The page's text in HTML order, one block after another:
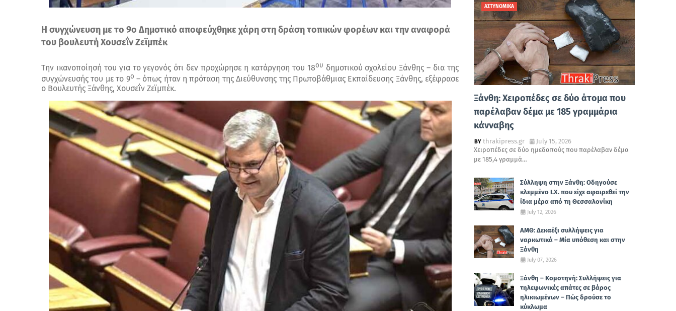
Η συγχώνευση με το 9ο Δημοτικό αποφεύχθηκε χάρη στη δράση τοπικών φορέων και την αναφορά
του βουλευτή Χουσεΐν Ζεϊμπέκ
Την ικανοποίησή του για το γεγονός ότι δεν προχώρησε η κατάργηση του 18ου δημοτικού σχολείου Ξάνθης – δια της
συγχώνευσής του με το 9ο – όπως ήταν η πρόταση της Διεύθυνσης της Πρωτοβάθμιας Εκπαίδευσης Ξάνθης, εξέφρασε
ο Βουλευτής Ξάνθης, Χουσεΐν Ζεϊμπέκ.
ΑΣΤΥΝΟΜΙΚΑ
Ξάνθη: Χειροπέδες σε δύο άτομα που
παρέλαβαν δέμα με 185 γραμμάρια
κάνναβης
thrakipress.gr
July 15, 2026
Χειροπέδες σε δύο ημεδαπούς που παρέλαβαν δέμα
με 185,4 γραμμά…
Σύλληψη στην Ξάνθη: Οδηγούσε
κλεμμένο Ι.Χ. που είχε αφαιρεθεί την
ίδια μέρα από τη Θεσσαλονίκη
July 12, 2026
ΑΜΘ: Δεκαέξι συλλήψεις για
ναρκωτικά – Μία υπόθεση και στην
Ξάνθη
July 07, 2026
Ξάνθη – Κομοτηνή: Συλλήψεις για
τηλεφωνικές απάτες σε βάρος
ηλικιωμένων – Πώς δρούσε το
κύκλωμα